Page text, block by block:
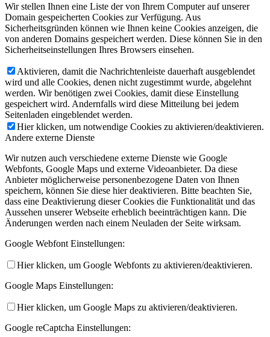
Wir stellen Ihnen eine Liste der von Ihrem Computer auf unserer
Domain gespeicherten Cookies zur Verfügung. Aus
Sicherheitsgründen können wie Ihnen keine Cookies anzeigen, die
von anderen Domains gespeichert werden. Diese können Sie in den
Sicherheitseinstellungen Ihres Browsers einsehen.
Aktivieren, damit die Nachrichtenleiste dauerhaft ausgeblendet
wird und alle Cookies, denen nicht zugestimmt wurde, abgelehnt
werden. Wir benötigen zwei Cookies, damit diese Einstellung
gespeichert wird. Andernfalls wird diese Mitteilung bei jedem
Seitenladen eingeblendet werden.
Hier klicken, um notwendige Cookies zu aktivieren/deaktivieren.
Andere externe Dienste
Wir nutzen auch verschiedene externe Dienste wie Google
Webfonts, Google Maps und externe Videoanbieter. Da diese
Anbieter möglicherweise personenbezogene Daten von Ihnen
speichern, können Sie diese hier deaktivieren. Bitte beachten Sie,
dass eine Deaktivierung dieser Cookies die Funktionalität und das
Aussehen unserer Webseite erheblich beeinträchtigen kann. Die
Änderungen werden nach einem Neuladen der Seite wirksam.
Google Webfont Einstellungen:
Hier klicken, um Google Webfonts zu aktivieren/deaktivieren.
Google Maps Einstellungen:
Hier klicken, um Google Maps zu aktivieren/deaktivieren.
Google reCaptcha Einstellungen: